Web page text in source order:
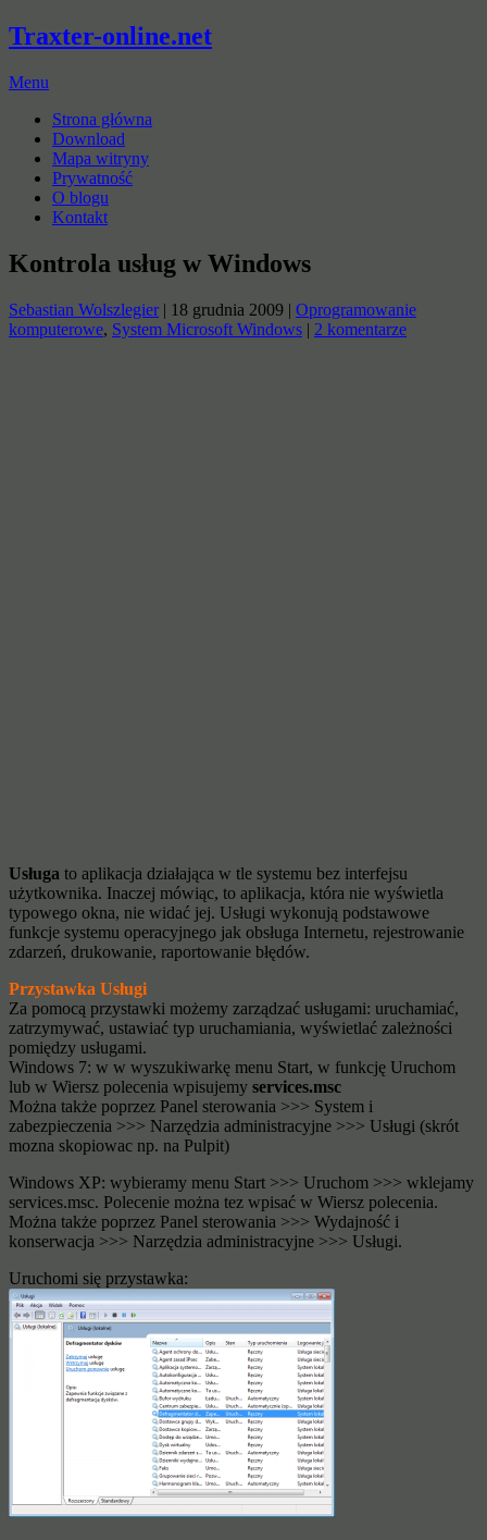
Traxter-online.net
Menu
Strona główna
Download
Mapa witryny
Prywatność
O blogu
Kontakt
Kontrola usług w Windows
Sebastian Wolszlegier| 18 grudnia 2009 | Oprogramowanie
komputerowe, System Microsoft Windows | 2 komentarze
Usługa to aplikacja działająca w tle systemu bez interfejsu
użytkownika. Inaczej mówiąc, to aplikacja, która nie wyświetla
typowego okna, nie widać jej. Usługi wykonują podstawowe
funkcje systemu operacyjnego jak obsługa Internetu, rejestrowanie
zdarzeń, drukowanie, raportowanie błędów.
Przystawka Usługi
Za pomocą przystawki możemy zarządzać usługami: uruchamiać,
zatrzymywać, ustawiać typ uruchamiania, wyświetlać zależności
pomiędzy usługami.
Windows 7: w w wyszukiwarkę menu Start, w funkcję Uruchom
lub w Wiersz polecenia wpisujemy services.msc
Można także poprzez Panel sterowania >>> System i
zabezpieczenia >>> Narzędzia administracyjne >>> Usługi (skrót
mozna skopiowac np. na Pulpit)
Windows XP: wybieramy menu Start >>> Uruchom >>> wklejamy
services.msc. Polecenie można tez wpisać w Wiersz polecenia.
Można także poprzez Panel sterowania >>> Wydajność i
konserwacja >>> Narzędzia administracyjne >>> Usługi.
Uruchomi się przystawka: